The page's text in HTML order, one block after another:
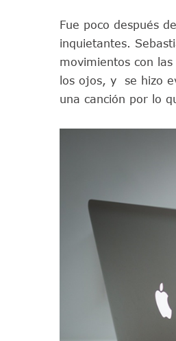
Fue poco después
inquietantes.
movimientos con
los ojos, y se hizo
una canción por lo